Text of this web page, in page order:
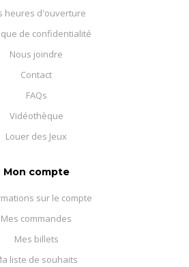
heures d'ouverture
de confidentialité
Nous joindre
Contact
FAQs
Vidéothèque
Louer des Jeux
Mon compte
sur le compte
Mes commandes
Mes billets
liste de souhaits